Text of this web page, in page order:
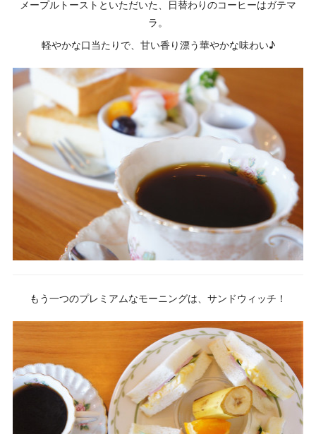
メープルトーストといただいた、日替わりのコーヒーはガテマ
ラ。
軽やかな口当たりで、甘い香り漂う華やかな味わい♪
もう一つのプレミアムなモーニングは、サンドウィッチ！